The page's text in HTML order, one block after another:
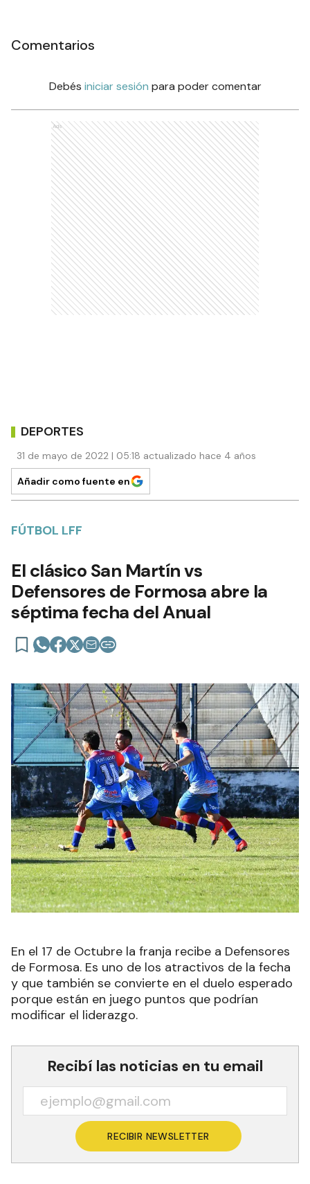
Comentarios
Debés iniciar sesión para poder comentar
Ads
DEPORTES
31 de mayo de 2022 | 05:18 actualizado hace 4 años
Añadir como fuente en
FÚTBOL LFF
El clásico San Martín vs
Defensores de Formosa abre la
séptima fecha del Anual
En el 17 de Octubre la franja recibe a Defensores
de Formosa. Es uno de los atractivos de la fecha
y que también se convierte en el duelo esperado
porque están en juego puntos que podrían
modificar el liderazgo.
Recibí las noticias en tu email
RECIBIR NEWSLETTER